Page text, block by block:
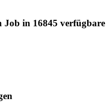
Job in 16845 verfügbare